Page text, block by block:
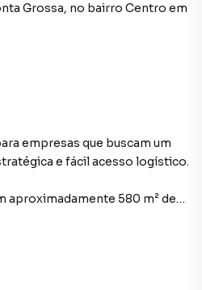
Grossa, no bairro Centro em
empresas que buscam um
e fácil acesso logístico.
aproximadamente 580 m² de
Grossa, nº 2.227, Parque